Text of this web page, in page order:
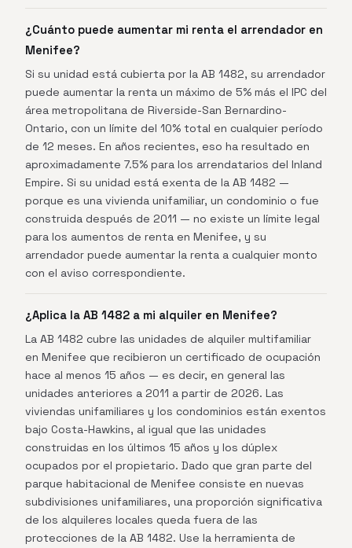
¿Cuánto puede aumentar mi renta el arrendador en
Menifee?
Si su unidad está cubierta por la AB 1482, su arrendador
puede aumentar la renta un máximo de 5% más el IPC del
área metropolitana de Riverside-San Bernardino-
Ontario, con un límite del 10% total en cualquier período
de 12 meses. En años recientes, eso ha resultado en
aproximadamente 7.5% para los arrendatarios del Inland
Empire. Si su unidad está exenta de la AB 1482 —
porque es una vivienda unifamiliar, un condominio o fue
construida después de 2011 — no existe un límite legal
para los aumentos de renta en Menifee, y su
arrendador puede aumentar la renta a cualquier monto
con el aviso correspondiente.
¿Aplica la AB 1482 a mi alquiler en Menifee?
La AB 1482 cubre las unidades de alquiler multifamiliar
en Menifee que recibieron un certificado de ocupación
hace al menos 15 años — es decir, en general las
unidades anteriores a 2011 a partir de 2026. Las
viviendas unifamiliares y los condominios están exentos
bajo Costa-Hawkins, al igual que las unidades
construidas en los últimos 15 años y los dúplex
ocupados por el propietario. Dado que gran parte del
parque habitacional de Menifee consiste en nuevas
subdivisiones unifamiliares, una proporción significativa
de los alquileres locales queda fuera de las
protecciones de la AB 1482. Use la herramienta de